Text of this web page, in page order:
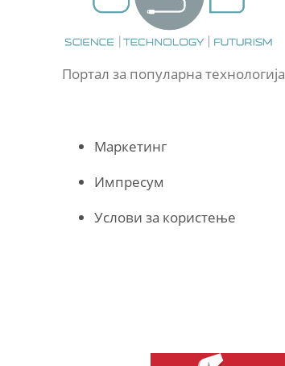
Портал за популарна технологија
Маркетинг
Импресум
Услови за користење